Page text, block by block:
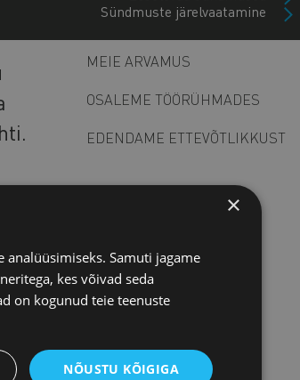
Sündmuste järelvaatamine
Arhiiv
MEIE ARVAMUS
OSALEME TÖÖRÜHMADES
EDENDAME ETTEVÕTLIKKUST
×
analüüsimiseks. Samuti jagame
kes võivad seda
on kogunud teie teenuste
NÕUSTU KÕIGIGA